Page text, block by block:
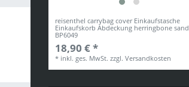
reisenthel carrybag cover Einkaufstasche
Einkaufskorb Abdeckung herringbone sand
BP6049
18,90 € *
* inkl. ges. MwSt. zzgl.Versandkosten